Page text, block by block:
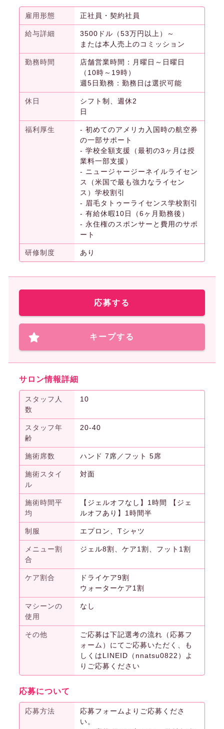
雇用形態 正社員・契約社員
給与詳細
3500ドル（53万円以上）～
または本人売上のコミッション
勤務時間
店舗営業時間：月曜日～日曜日
（10時～19時）
週5日勤務：勤務日は選択可能
休日
シフト制、週休2
日
福利厚生
- 初めてのアメリカ入国時の航空券
の一部サポート
- 学校全額支援（最初の3ヶ月は授
業料一部支援）
- ニュージャージーネイルライセン
ス（米国で最も強力なライセン
ス）学校割引
- 眉毛タトゥーライセンス学校割引
- 有給休暇10日（6ヶ月勤務後）
- 永住権のスポンサーと費用のサポ
ート
研修制度 あり
応募する
キープする
サロン情報詳細
スタッフ人
数
10
スタッフ年
齢
20-40
施術席数 ハンド 7席／フット 5席
施術スタイ
ル
対面
施術時間平
均
【ジェルオフなし】1時間 【ジェ
ルオフあり】1時間半
制服 エプロン、Tシャツ
メニュー割
合
ジェル8割、ケア1割、フット1割
ケア割合
ドライケア9割
ウォーターケア1割
マシーンの
使用
なし
その他
ご応募は下記選考の流れ（応募フ
ォーム）にてご応募いただく、も
しくはLINEID（nnatsu0822）よ
りご応募ください
応募について
応募方法
応募フォームよりご応募くださ
い。